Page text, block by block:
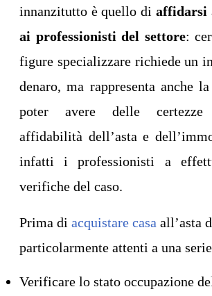
innanzitutto è quello di affidarsi
ai professionisti del settore:
figure specializzare richiede un
denaro, ma rappresenta anche
poter avere delle
affidabilità dell’asta e
infatti i professionisti a
verifiche del caso.
Prima di acquistare casa all’asta
particolarmente attenti a una
Verificare lo stato occupazione